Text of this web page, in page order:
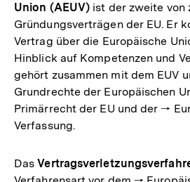
Union (AEUV) ist der zweite von
Gründungsverträgen der EU. Er
Vertrag über die Europäische
Hinblick auf Kompetenzen und
gehört zusammen mit dem EUV
Grundrechte der Europäischen
Primärrecht der EU und der 🠒
Verfassung.
Das